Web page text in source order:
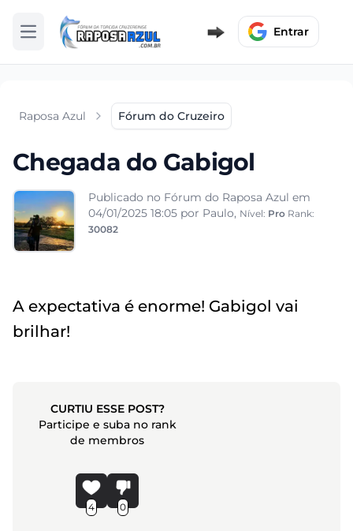
Abrir menu Entrar
Raposa Azul Fórum do Cruzeiro
Chegada do Gabigol
Publicado no Fórum do Raposa Azul em
04/01/2025 18:05 por Paulo, Nível: Pro Rank:
30082
A expectativa é enorme! Gabigol vai
brilhar!
CURTIU ESSE POST?
Participe e suba no rank
de membros
4 0